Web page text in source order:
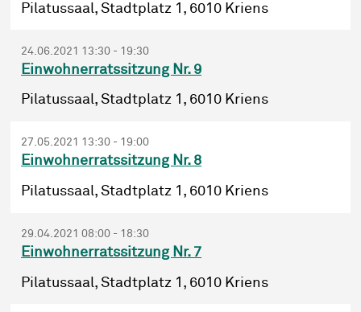
Pilatussaal, Stadtplatz 1, 6010 Kriens
24.06.2021 13:30 - 19:30
Einwohnerratssitzung Nr. 9
Pilatussaal, Stadtplatz 1, 6010 Kriens
27.05.2021 13:30 - 19:00
Einwohnerratssitzung Nr. 8
Pilatussaal, Stadtplatz 1, 6010 Kriens
29.04.2021 08:00 - 18:30
Einwohnerratssitzung Nr. 7
Pilatussaal, Stadtplatz 1, 6010 Kriens